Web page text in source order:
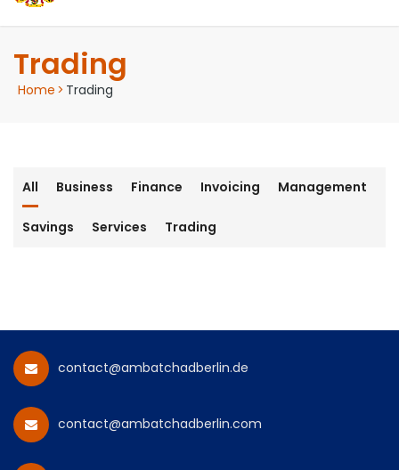
Trading
Home > Trading
All Business Finance Invoicing Management
Savings Services Trading
contact@ambatchadberlin.de
contact@ambatchadberlin.com